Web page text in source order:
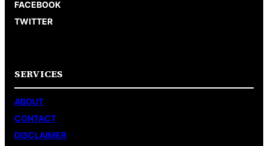
FACEBOOK
TWITTER
SERVICES
ABOUT
CONTACT
DISCLAIMER